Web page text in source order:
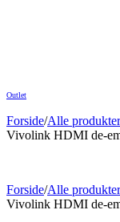
Outlet
Forside/Alle produkter
Vivolink HDMI de-
Forside/Alle produkter
Vivolink HDMI de-